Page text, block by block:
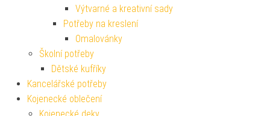
Výtvarné a kreativní sady
Potřeby na kreslení
Omalovánky
Školní potřeby
Dětské kufříky
Kancelářské potřeby
Kojenecké oblečení